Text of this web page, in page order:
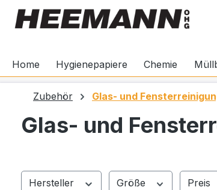
Zur Hauptnavigation springen
Home Hygienepapiere Chemie
Zubehör Glas- und
Glas- und
Hersteller Größe Preis